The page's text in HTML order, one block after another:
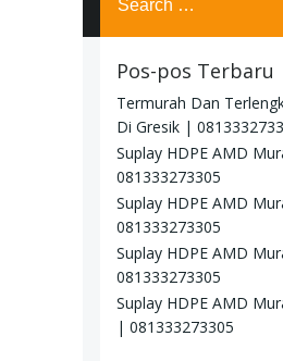
for:
Pos-pos Terbaru
Termurah Dan
Di Gresik |
Suplay HDPE AMD
081333273305
Suplay HDPE AMD
081333273305
Suplay HDPE AMD
081333273305
Suplay HDPE AMD
| 081333273305